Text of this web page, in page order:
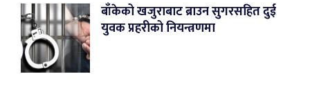
बाँकेको खजुराबाट ब्राउन सुगरसहित दुई
युवक प्रहरीको नियन्त्रणमा